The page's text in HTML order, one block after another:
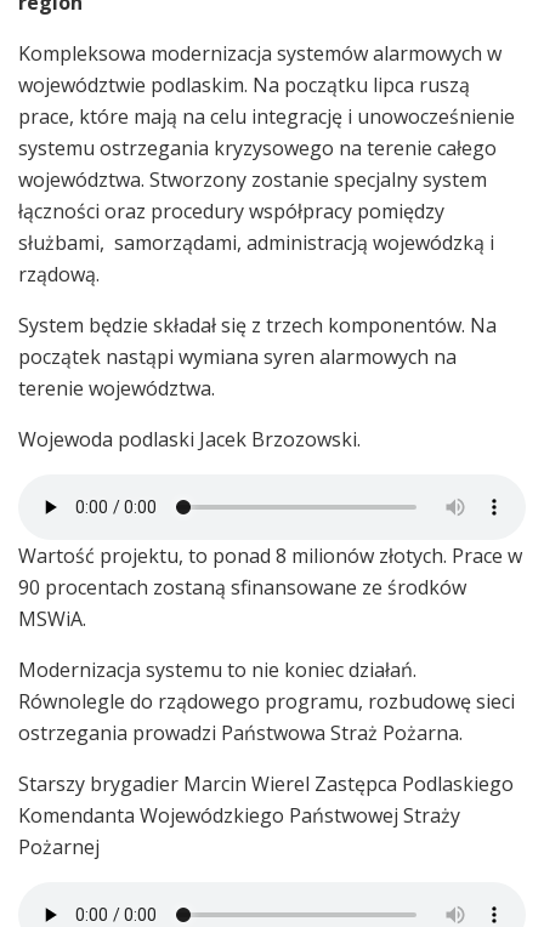
Kompleksowa modernizacja systemów alarmowych w
województwie podlaskim. Na początku lipca ruszą
prace, które mają na celu integrację i unowocześnienie
systemu ostrzegania kryzysowego na terenie całego
województwa. Stworzony zostanie specjalny system
łączności oraz procedury współpracy pomiędzy
służbami, samorządami, administracją wojewódzką i
rządową.
System będzie składał się z trzech komponentów. Na
początek nastąpi wymiana syren alarmowych na
terenie województwa.
Wojewoda podlaski Jacek Brzozowski.
Wartość projektu, to ponad 8 milionów złotych. Prace w
90 procentach zostaną sfinansowane ze środków
MSWiA.
Modernizacja systemu to nie koniec działań.
Równolegle do rządowego programu, rozbudowę sieci
ostrzegania prowadzi Państwowa Straż Pożarna.
Starszy brygadier Marcin Wierel Zastępca Podlaskiego
Komendanta Wojewódzkiego Państwowej Straży
Pożarnej